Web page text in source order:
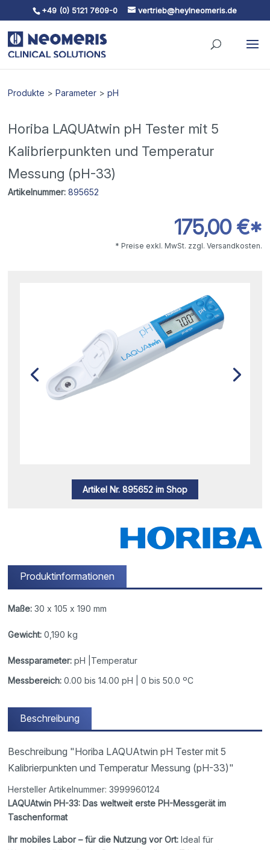
Skip To Content
+49 (0) 5121 7609-0 vertrieb@heylneomeris.de
Produkte >Parameter >pH
Horiba LAQUAtwin pH Tester mit 5
Kalibrierpunkten und Temperatur
Messung (pH-33)
Artikelnummer: 895652
175,00 €*
* Preise exkl. MwSt. zzgl. Versandkosten.
Artikel Nr. 895652 im Shop
Produktinformationen
Maße: 30 x 105 x 190 mm
Gewicht: 0,190 kg
Messparameter: pH |Temperatur
Messbereich: 0.00 bis 14.00 pH | 0 bis 50.0 ºC
Beschreibung
Beschreibung "Horiba LAQUAtwin pH Tester mit 5
Kalibrierpunkten und Temperatur Messung (pH-33)"
Hersteller Artikelnummer: 3999960124
LAQUAtwin PH-33: Das weltweit erste PH-Messgerät im
Taschenformat
Ihr mobiles Labor – für die Nutzung vor Ort:Ideal für